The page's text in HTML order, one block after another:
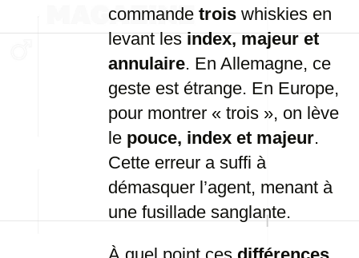
commande trois whiskies en
levant lesindex, majeur et
annulaire. En Allemagne, ce
geste est étrange. En Europe,
pour montrer « trois », on lève
le pouce, index et majeur.
Cette erreur a suffi à
démasquer l’agent, menant à
une fusillade sanglante.